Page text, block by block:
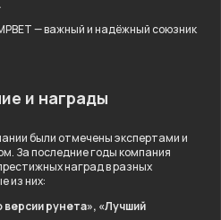
— важный и надёжный союзник
и награды
были отмечены экспертами и
За последние годы компания
наград в разных
из них:
рунета», «Лучший